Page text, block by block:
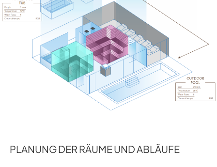
PLANUNG DER RÄUME UND ABLÄUFE